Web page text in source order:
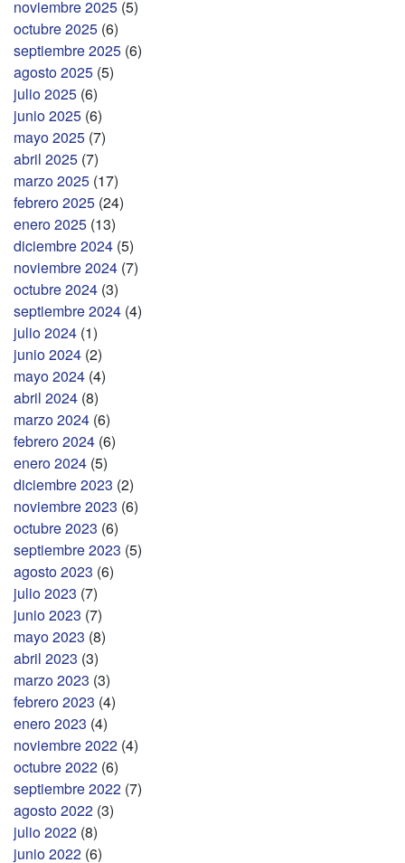
noviembre 2025 (5)
octubre 2025 (6)
septiembre 2025 (6)
agosto 2025 (5)
julio 2025 (6)
junio 2025 (6)
mayo 2025 (7)
abril 2025 (7)
marzo 2025 (17)
febrero 2025 (24)
enero 2025 (13)
diciembre 2024 (5)
noviembre 2024 (7)
octubre 2024 (3)
septiembre 2024 (4)
julio 2024 (1)
junio 2024 (2)
mayo 2024 (4)
abril 2024 (8)
marzo 2024 (6)
febrero 2024 (6)
enero 2024 (5)
diciembre 2023 (2)
noviembre 2023 (6)
octubre 2023 (6)
septiembre 2023 (5)
agosto 2023 (6)
julio 2023 (7)
junio 2023 (7)
mayo 2023 (8)
abril 2023 (3)
marzo 2023 (3)
febrero 2023 (4)
enero 2023 (4)
noviembre 2022 (4)
octubre 2022 (6)
septiembre 2022 (7)
agosto 2022 (3)
julio 2022 (8)
junio 2022 (6)